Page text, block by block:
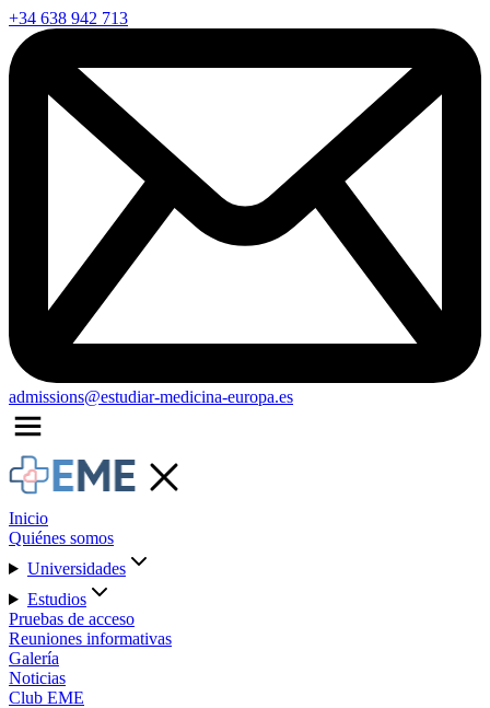
+34 638 942 713
admissions@estudiar-medicina-europa.es
Inicio
Quiénes somos
Universidades
Estudios
Pruebas de acceso
Reuniones informativas
Galería
Noticias
Club EME